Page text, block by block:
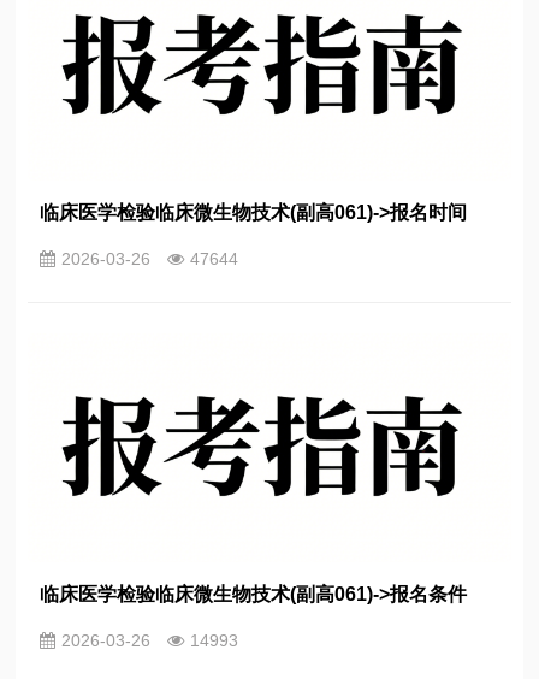
临床医学检验临床微生物技术(副高061)->报名时间
2026-03-26 47644
临床医学检验临床微生物技术(副高061)->报名条件
2026-03-26 14993